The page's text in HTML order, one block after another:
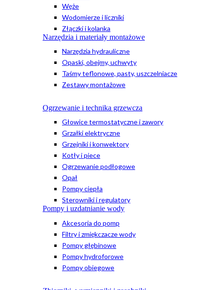
Węże
Wodomierze i liczniki
Złączki i kolanka
Narzędzia i materiały montażowe
Narzędzia hydrauliczne
Opaski, obejmy, uchwyty
Taśmy teflonowe, pasty, uszczelniacze
Zestawy montażowe
Ogrzewanie i technika grzewcza
Głowice termostatyczne i zawory
Grzałki elektryczne
Grzejniki i konwektory
Kotły i piece
Ogrzewanie podłogowe
Opał
Pompy ciepła
Sterowniki i regulatory
Pompy i uzdatnianie wody
Akcesoria do pomp
Filtry i zmiękczacze wody
Pompy głębinowe
Pompy hydroforowe
Pompy obiegowe